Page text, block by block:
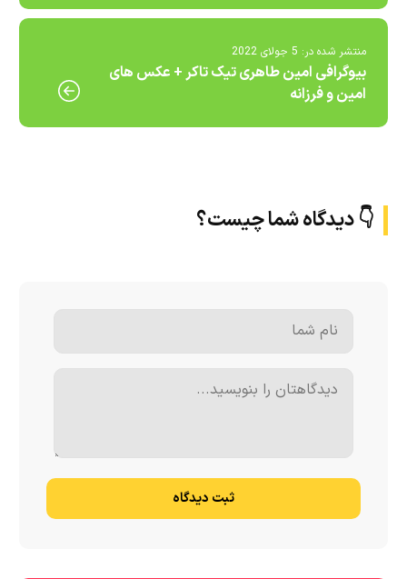
منتشر شده در: 5 جولای 2022
بیوگرافی امین طاهری تیک تاکر + عکس های
امین و فرزانه
👇 دیدگاه شما چیست؟
ثبت دیدگاه